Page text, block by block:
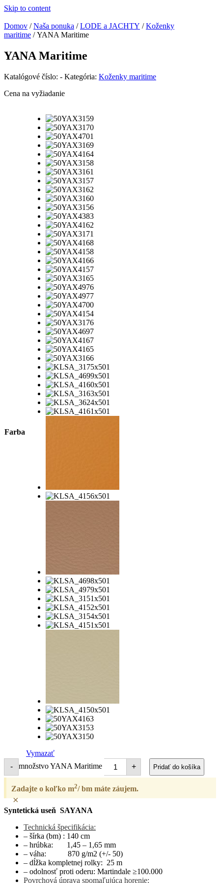
Skip to content
Domov /Naša ponuka /LODE a JACHTY /Koženky
maritime / YANA Maritime
YANA Maritime
Katalógové číslo: - Kategória: Koženky maritime
Cena na vyžiadanie
Farba
Vymazať
-
množstvo YANA Maritime + Pridať do košíka
Zadajte o koľko m2/ bm máte záujem.
×
Syntetická useň SAYANA
Technická špecifikácia:
– šírka (bm) : 140 cm
– hrúbka: 1,45 – 1,65 mm
– váha: 870 g/m2 (+/- 50)
– dĺžka kompletnej rolky: 25 m
– odolnosť proti oderu: Martindale ≥100.000
Povrchová úprava spomaľujúca horenie: